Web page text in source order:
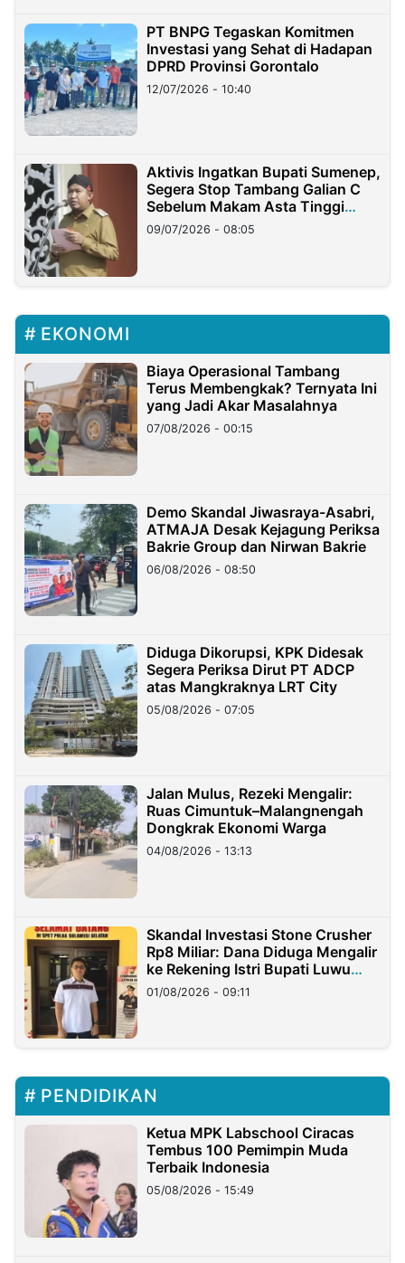
PT BNPG Tegaskan Komitmen
Investasi yang Sehat di Hadapan
DPRD Provinsi Gorontalo
12/07/2026 - 10:40
Aktivis Ingatkan Bupati Sumenep,
Segera Stop Tambang Galian C
Sebelum Makam Asta Tinggi
Longsor
09/07/2026 - 08:05
EKONOMI
Biaya Operasional Tambang
Terus Membengkak? Ternyata Ini
yang Jadi Akar Masalahnya
07/08/2026 - 00:15
Demo Skandal Jiwasraya-Asabri,
ATMAJA Desak Kejagung Periksa
Bakrie Group dan Nirwan Bakrie
06/08/2026 - 08:50
Diduga Dikorupsi, KPK Didesak
Segera Periksa Dirut PT ADCP
atas Mangkraknya LRT City
05/08/2026 - 07:05
Jalan Mulus, Rezeki Mengalir:
Ruas Cimuntuk–Malangnengah
Dongkrak Ekonomi Warga
04/08/2026 - 13:13
Skandal Investasi Stone Crusher
Rp8 Miliar: Dana Diduga Mengalir
ke Rekening Istri Bupati Luwu
Timur
01/08/2026 - 09:11
PENDIDIKAN
Ketua MPK Labschool Ciracas
Tembus 100 Pemimpin Muda
Terbaik Indonesia
05/08/2026 - 15:49